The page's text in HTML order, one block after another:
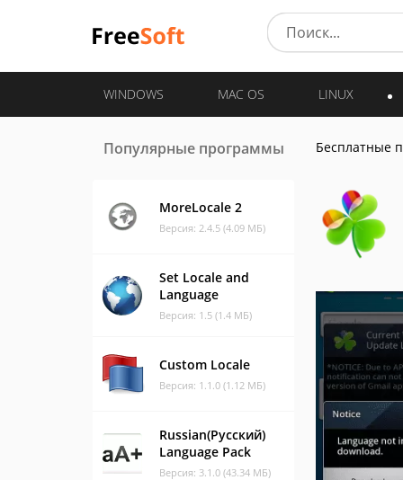
WINDOWS MAC OS LINUX
Популярные программы
MoreLocale 2
Версия: 2.4.5 (4.09 МБ)
Set Locale and
Language
Версия: 1.5 (1.4 МБ)
Custom Locale
Версия: 1.1.0 (1.12 МБ)
Russian(Русский)
Language Pack
Версия: 3.1.0 (43.34 МБ)
Бесплатные